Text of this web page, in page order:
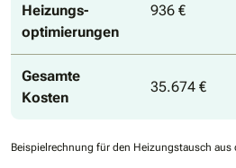
Heizungs-
optimierungen
936 €
Gesamte
Kosten
35.674 €
Beispielrechnung für den Heizungstausch aus